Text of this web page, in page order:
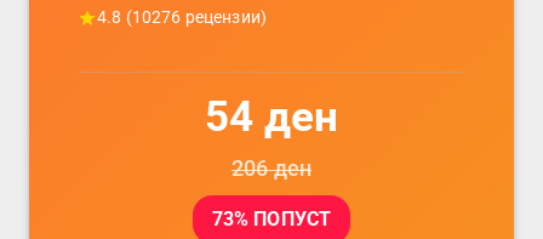
4.8 (10276 рецензии)
54 ден
206ден
73% ПОПУСТ